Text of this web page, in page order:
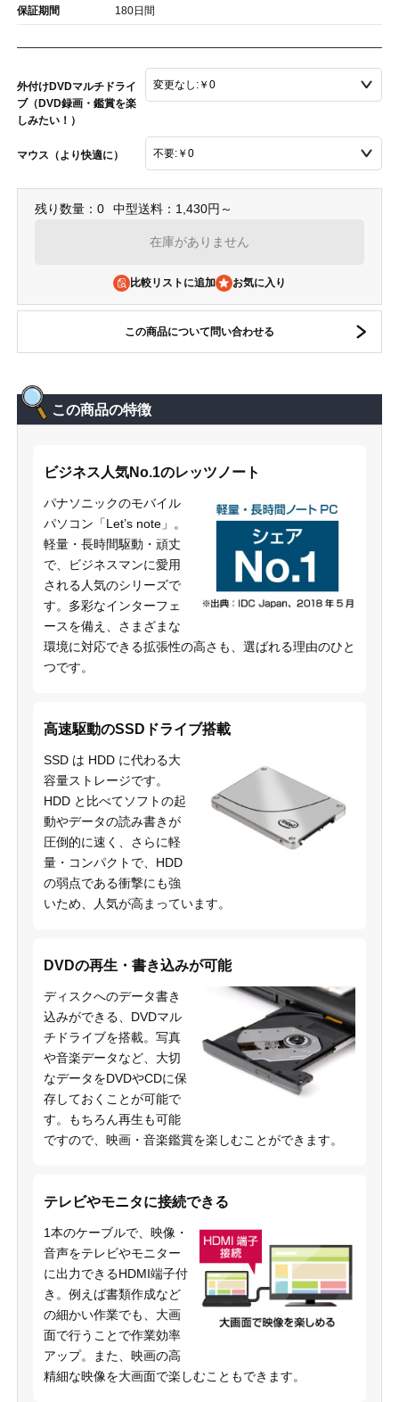
保証期間 180日間
外付けDVDマルチドライ
ブ（DVD録画・鑑賞を楽
しみたい！）
マウス（より快適に）
残り数量：0 中型送料：1,430円～
在庫がありません
比較リストに追加
この商品について問い合わせる
この商品の特徴
ビジネス人気No.1のレッツノート
パナソニックのモバイル
パソコン「Let’s note」。
軽量・長時間駆動・頑丈
で、ビジネスマンに愛用
される人気のシリーズで
す。多彩なインターフェ
ースを備え、さまざまな
環境に対応できる拡張性の高さも、選ばれる理由のひと
つです。
高速駆動のSSDドライブ搭載
SSD は HDD に代わる大
容量ストレージです。
HDD と比べてソフトの起
動やデータの読み書きが
圧倒的に速く、さらに軽
量・コンパクトで、HDD
の弱点である衝撃にも強
いため、人気が高まっています。
DVDの再生・書き込みが可能
ディスクへのデータ書き
込みができる、DVDマル
チドライブを搭載。写真
や音楽データなど、大切
なデータをDVDやCDに保
存しておくことが可能で
す。もちろん再生も可能
ですので、映画・音楽鑑賞を楽しむことができます。
テレビやモニタに接続できる
1本のケーブルで、映像・
音声をテレビやモニター
に出力できるHDMI端子付
き。例えば書類作成など
の細かい作業でも、大画
面で行うことで作業効率
アップ。また、映画の高
精細な映像を大画面で楽しむこともできます。